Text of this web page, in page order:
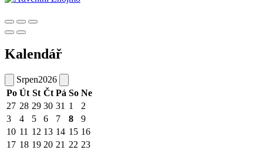
Kalendář
Srpen2026
Po Út St Čt Pá So Ne
27 28 29 30 31 1
2
3
4 5 6 7 8
9
10 11 12 13 14 15 16
17 18 19 20 21 22 23